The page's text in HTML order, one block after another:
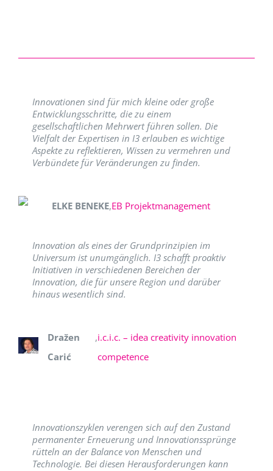
Innovationen sind für mich kleine oder große
Entwicklungsschritte, die zu einem
gesellschaftlichen Mehrwert führen sollen. Die
Vielfalt der Expertisen in I3 erlauben es wichtige
Aspekte zu reflektieren, Wissen zu vermehren und
Verbündete für Veränderungen zu finden.
ELKE BENEKE,EB Projektmanagement
Innovation als eines der Grundprinzipien im
Universum ist unumgänglich. I3 schafft proaktiv
Initiativen in verschiedenen Bereichen der
Innovation, die für unsere Region und darüber
hinaus wesentlich sind.
Dražen
Carić
,i.c.i.c. – idea creativity innovation
competence
Innovationszyklen verengen sich auf den Zustand
permanenter Erneuerung und Innovationssprünge
rütteln an der Balance von Menschen und
Technologie. Bei diesen Herausforderungen kann